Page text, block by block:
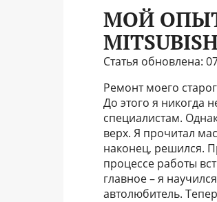
МОЙ
Статья обновлена:
Ремонт моего
До этого я никогда
специалистам.
верх. Я прочитал
наконец, решился.
процессе работы
главное – я
автолюбитель.